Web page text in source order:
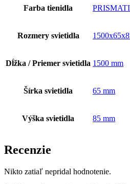
Farba tienidla
Rozmery svietidla
Dĺžka / Priemer svietidla 1500 mm
Šírka svietidla 65 mm
Výška svietidla 85 mm
Recenzie
Nikto zatiaľ nepridal hodnotenie.